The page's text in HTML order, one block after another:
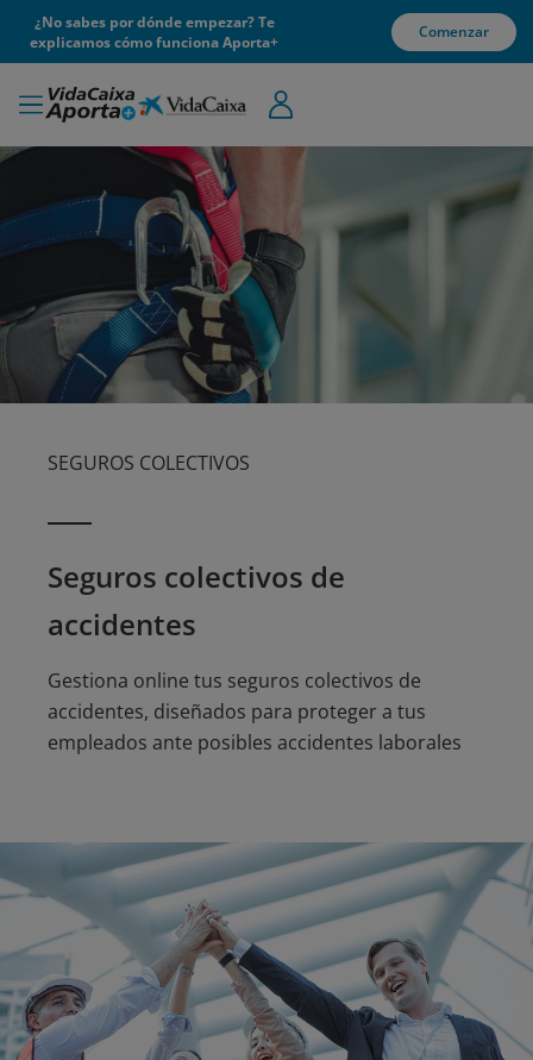
¿No sabes por dónde empezar? Te
explicamos cómo funciona Aporta+
Comenzar
SEGUROS COLECTIVOS
Seguros colectivos de
accidentes
Gestiona online tus seguros colectivos de
accidentes, diseñados para proteger a tus
empleados ante posibles accidentes laborales